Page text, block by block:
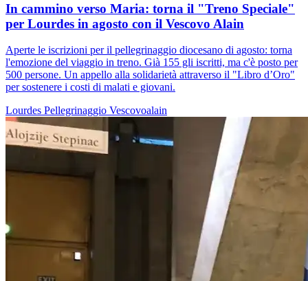
In cammino verso Maria: torna il "Treno Speciale"
per Lourdes in agosto con il Vescovo Alain
Aperte le iscrizioni per il pellegrinaggio diocesano di agosto: torna
l'emozione del viaggio in treno. Già 155 gli iscritti, ma c'è posto per
500 persone. Un appello alla solidarietà attraverso il "Libro d’Oro"
per sostenere i costi di malati e giovani.
Lourdes Pellegrinaggio Vescovoalain